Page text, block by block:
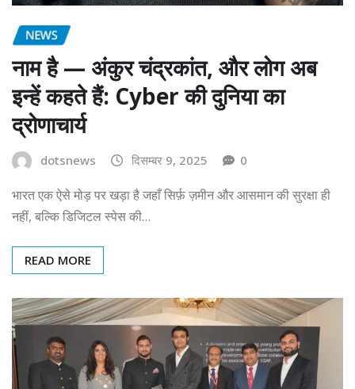
NEWS
नाम है — अंकुर चंद्रकांत, और लोग अब
इन्हें कहते हैं: Cyber की दुनिया का
द्रोणाचार्य
dotsnews दिसम्बर 9, 2025 0
भारत एक ऐसे मोड़ पर खड़ा है जहाँ सिर्फ़ ज़मीन और आसमान की सुरक्षा ही
नहीं, बल्कि डिजिटल स्पेस की…
READ MORE